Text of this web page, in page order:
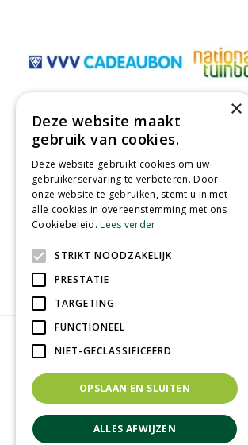
Tuincentrum Limburg
Bomen en struiken Limburg
Tuincentrum Vlodrop Gartencenter Vlodrop
Kerstverlichting Lemax huisjes
Graszoden kopen Limburg
Tuincentrum Roermond
×
Deze website maakt
gebruik van cookies.
Deze website gebruikt cookies om uw
gebruikerservaring te verbeteren. Door
onze website te gebruiken, stemt u in met
alle cookies in overeenstemming met ons
Cookiebeleid.Lees verder
STRIKT NOODZAKELIJK
PRESTATIE
TARGETING
FUNCTIONEEL
NIET-GECLASSIFICEERD
OPSLAAN EN SLUITEN
ALLES AFWIJZEN